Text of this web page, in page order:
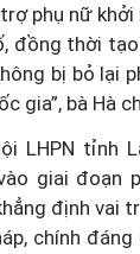
phụ nữ khởi
đồng thời
bị bỏ lại
gia”, bà Hà
LHPN tỉnh
giai đoạn
định vai
chính